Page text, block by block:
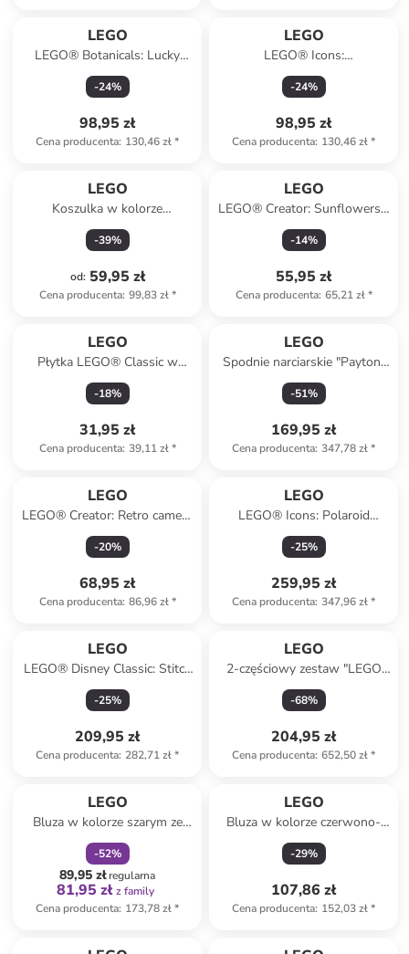
LEGO
LEGO® Botanicals: Lucky
Bamboo - 18+
-24%
98,95 zł
Cena producenta: 130,46 zł*
LEGO
LEGO® Icons:
Chrysanthemum - 18+
-24%
98,95 zł
Cena producenta: 130,46 zł*
LEGO
Koszulka w kolorze
granatowym
-39%
od: 59,95 zł
Cena producenta: 99,83 zł*
LEGO
LEGO® Creator: Sunflowers -
8+
-14%
55,95 zł
Cena producenta: 65,21 zł*
LEGO
Płytka LEGO® Classic w
kolorze niebieskim - 4+
-18%
31,95 zł
Cena producenta: 39,11 zł*
LEGO
Spodnie narciarskie "Payton"
w kolorze czerwonym
-51%
169,95 zł
Cena producenta: 347,78 zł*
LEGO
LEGO® Creator: Retro camera
- 8+
-20%
68,95 zł
Cena producenta: 86,96 zł*
LEGO
LEGO® Icons: Polaroid
OneStep SX-70 - 18+
-25%
259,95 zł
Cena producenta: 347,96 zł*
LEGO
LEGO® Disney Classic: Stitch
- 9+
-25%
209,95 zł
Cena producenta: 282,71 zł*
LEGO
2-częściowy zestaw "LEGO
Maxi Plus" w kolorze czarnym
- 42 x 25 x 22 cm
-68%
204,95 zł
Cena producenta: 652,50 zł*
LEGO
Bluza w kolorze szarym ze
wzorem
-52%
89,95 złregularna
81,95 zł z family
Cena producenta: 173,78 zł*
LEGO
Bluza w kolorze czerwono-
granatowym
-29%
107,86 zł
Cena producenta: 152,03 zł*